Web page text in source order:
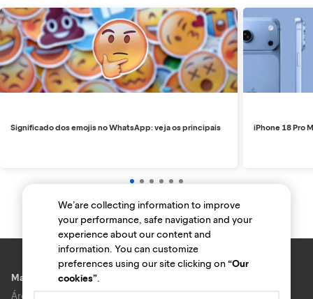
Significado dos emojis no WhatsApp: veja os principais iPhone 18 Pro
Marcas e lojas
Área do anunciante
We’are collecting information to improve
your performance, safe navigation and your
experience about our content and
information. You can customize
preferences using our site clicking on“Our
cookies”.